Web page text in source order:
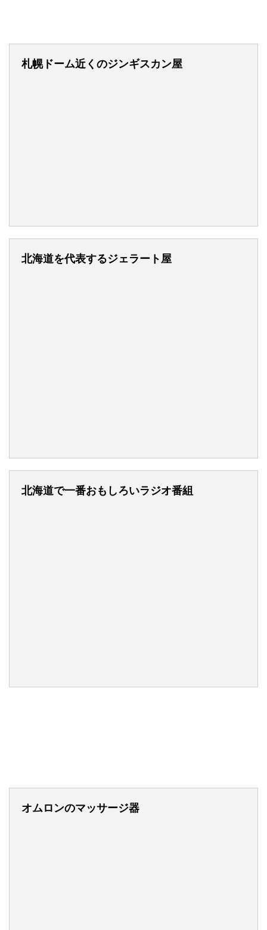
札幌ドーム近くのジンギスカン屋
北海道を代表するジェラート屋
北海道で一番おもしろいラジオ番組
オムロンのマッサージ器